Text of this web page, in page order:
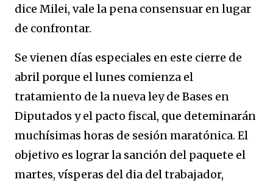
dice Milei, vale la pena consensuar en lugar
de confrontar.
Se vienen días especiales en este cierre de
abril porque el lunes comienza el
tratamiento de la nueva ley de Bases en
Diputados y el pacto fiscal, que deteminarán
muchísimas horas de sesión maratónica. El
objetivo es lograr la sanción del paquete el
martes, vísperas del dia del trabajador,